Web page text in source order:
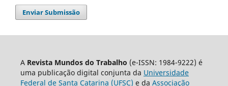
Enviar Submissão
A Revista Mundos do Trabalho (e-ISSN: 1984-9222) é
uma publicação digital conjunta da Universidade
Federal de Santa Catarina (UFSC) e da Associação